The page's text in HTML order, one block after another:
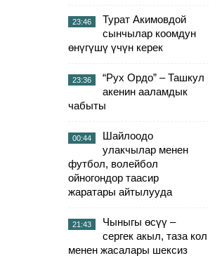
23:46
Турат Акимовдой
сынчылар коомдун
өнүгүшү үчүн керек
23:36
“Рух Ордо” – Ташкул
акенин ааламдык
чабыты
00:44
Шайлоодо
улакчылар менен
футбол, волейбол
ойногондор таасир
жаратары айтылууда
21:43
Чыныгы өсүү –
сергек акыл, таза кол
менен жасалары шексиз